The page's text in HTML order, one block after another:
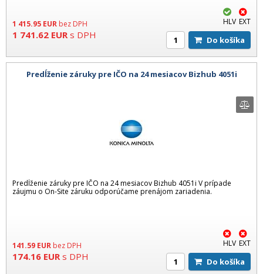
1 415.95 EUR bez DPH
1 741.62 EUR s DPH
HLV EXT
Do košíka
Predĺženie záruky pre IČO na 24 mesiacov Bizhub 4051i
Predĺženie záruky pre IČO na 24 mesiacov Bizhub 4051i V prípade
záujmu o On-Site záruku odporúčame prenájom zariadenia.
141.59 EUR bez DPH
174.16 EUR s DPH
HLV EXT
Do košíka